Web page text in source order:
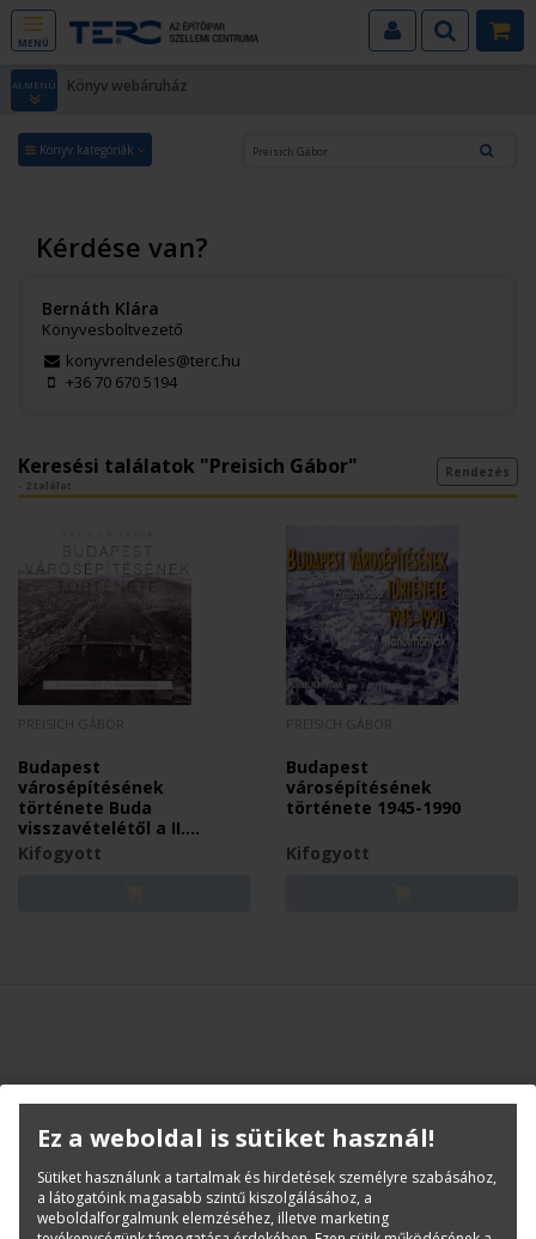
MENÜ
ALMENÜ Könyv webáruház
Könyv kategóriák
Kérdése van?
Bernáth Klára
Könyvesboltvezető
konyvrendeles@terc.hu
+36 70 670 5194
Keresési találatok "Preisich Gábor"
- 2 találat
Rendezés
Budapest
városépítésének
története Buda
visszavételétől a II.
világháború végéig
Kifogyott
Budapest
városépítésének
története 1945-1990
Kifogyott
Hírlevél feliratkozás
Ez a weboldal is sütiket használ!
Sütiket használunk a tartalmak és hirdetések személyre szabásához,
a látogatóink magasabb szintű kiszolgálásához, a
weboldalforgalmunk elemzéséhez, illetve marketing